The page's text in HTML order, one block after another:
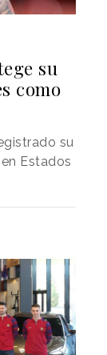
su
como
su
Estados